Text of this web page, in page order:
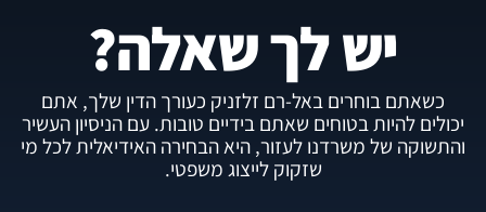
יש לך שאלה?
כשאתם בוחרים באל-רם זלזניק כעורך הדין שלך, אתם
יכולים להיות בטוחים שאתם בידיים טובות. עם הניסיון העשיר
והתשוקה של משרדנו לעזור, היא הבחירה האידיאלית לכל מי
שזקוק לייצוג משפטי.